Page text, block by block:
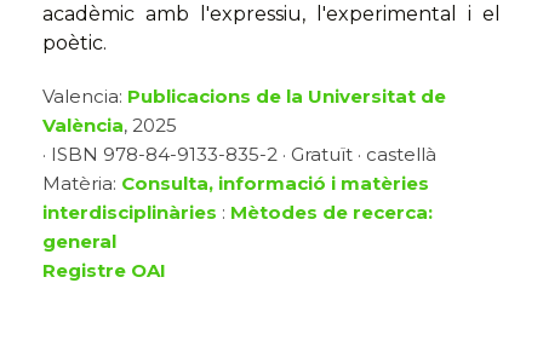
acadèmic amb l'expressiu, l'experimental i el
poètic.
Valencia: Publicacions de la Universitat de
València, 2025
· ISBN 978-84-9133-835-2 · Gratuït · castellà
Matèria: Consulta, informació i matèries
interdisciplinàries : Mètodes de recerca:
general
Registre OAI